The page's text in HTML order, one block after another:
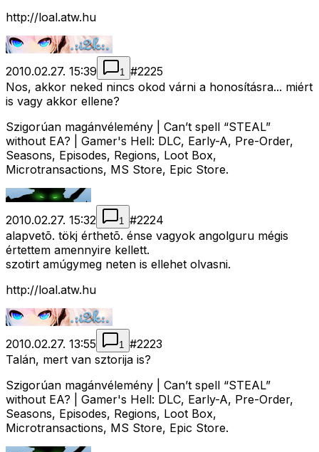
http://loal.atw.hu
2010.02.27. 15:39 1 #2225
Nos, akkor neked nincs okod várni a honosításra... miért
is vagy akkor ellene?
Szigorúan magánvélemény | Can’t spell “STEAL”
without EA? | Gamer's Hell: DLC, Early-A, Pre-Order,
Seasons, Episodes, Regions, Loot Box,
Microtransactions, MS Store, Epic Store.
2010.02.27. 15:32 1 #2224
alapvetõ. tökj érthetõ. énse vagyok angolguru mégis
értettem amennyire kellett.
szotirt amúgymeg neten is ellehet olvasni.
http://loal.atw.hu
2010.02.27. 13:55 1 #2223
Talán, mert van sztorija is?
Szigorúan magánvélemény | Can’t spell “STEAL”
without EA? | Gamer's Hell: DLC, Early-A, Pre-Order,
Seasons, Episodes, Regions, Loot Box,
Microtransactions, MS Store, Epic Store.